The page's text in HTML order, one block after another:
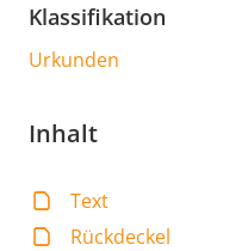
Klassifikation
Urkunden
Inhalt
Text
Rückdeckel